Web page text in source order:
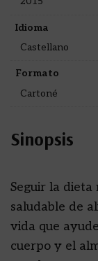
Idioma
Castellano
Formato
Cartoné
Sinopsis
Seguir la dieta
saludable de
vida que
cuerpo y el